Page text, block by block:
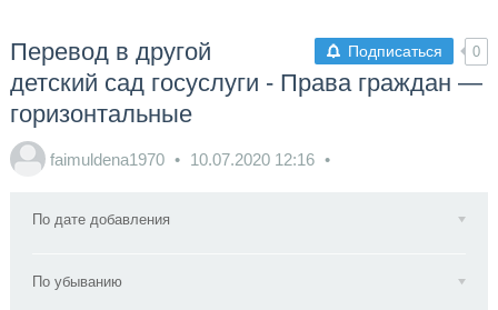
Подписаться 0
Перевод в другой
детский сад госуслуги - Права граждан —
горизонтальные
faimuldena1970 10.07.2020 12:16
По дате добавления
По убыванию